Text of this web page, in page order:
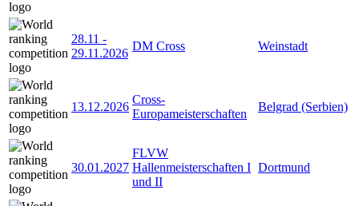
28.11 -
29.11.2026
DM Cross Weinstadt
13.12.2026
Cross-
Europameisterschaften
Belgrad (Serbien)
30.01.2027
FLVW
Hallenmeisterschaften I
und II
Dortmund